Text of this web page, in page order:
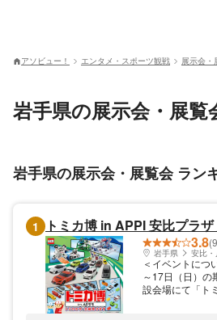
アソビュー！ エンタメ・スポーツ観戦 展示会・
岩手県の展示会・展覧
岩手県の展示会・展覧会 ラン
1
トミカ博 in APPI 安比プラ
3.8
岩手県 安比
＜イベントにつ
～17日（日）の
設会場にて「ト